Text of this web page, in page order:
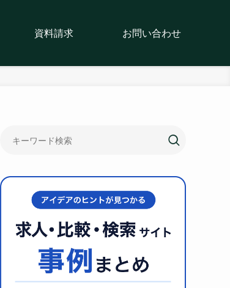
資料請求 お問い合わせ